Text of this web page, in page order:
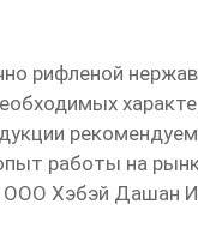
рифленой
работы на
Хэбэй Дашан